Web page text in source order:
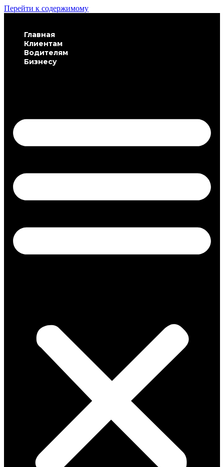
Перейти к содержимому
Главная
Клиентам
Водителям
Бизнесу